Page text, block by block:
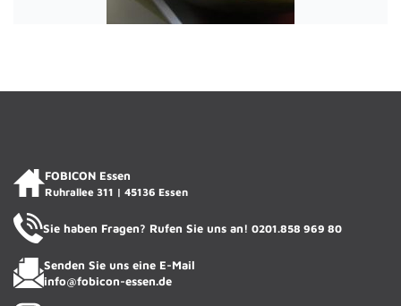
FOBICON Essen
Ruhrallee 311 | 45136 Essen
Sie haben Fragen? Rufen Sie uns an! 0201.858 969 80
Senden Sie uns eine E-Mail
info@fobicon-essen.de
FOBICON ESSEN · KI-Assistentin